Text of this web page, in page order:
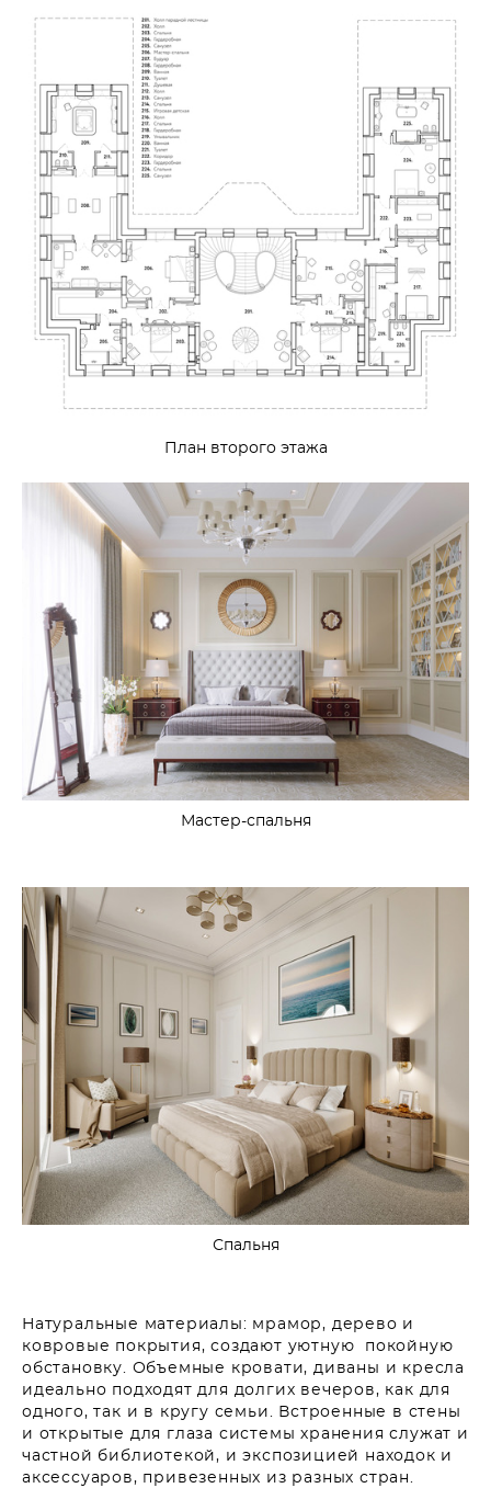
План второго этажа
Мастер-спальня
Спальня
Натуральные материалы: мрамор, дерево и
ковровые покрытия, создают уютную покойную
обстановку. Объемные кровати, диваны и кресла
идеально подходят для долгих вечеров, как для
одного, так и в кругу семьи. Встроенные в стены
и открытые для глаза системы хранения служат и
частной библиотекой, и экспозицией находок и
аксессуаров, привезенных из разных стран.